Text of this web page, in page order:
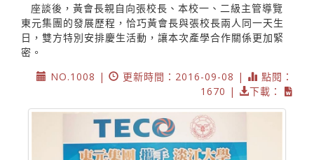
座談後，黃會長親自向張校長、本校一、二級主管導覽
東元集團的發展歷程，恰巧黃會長與張校長兩人同一天生
日，雙方特別安排慶生活動，讓本次產學合作關係更加緊
密。
NO.1008 |
更新時間：2016-09-08 |
點閱：
1670 |
下載：